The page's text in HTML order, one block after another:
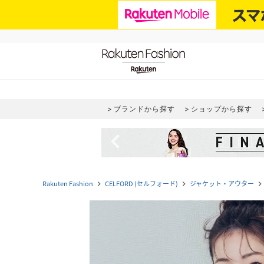
ブランドから探す ショップから探す
Rakuten Fashion navigate_next CELFORD (セルフォード) navigate_next ジャケット・アウター navigate_next